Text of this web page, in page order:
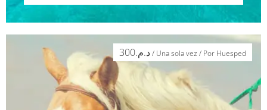
د.م.300 / Una sola vez / Por Huesped